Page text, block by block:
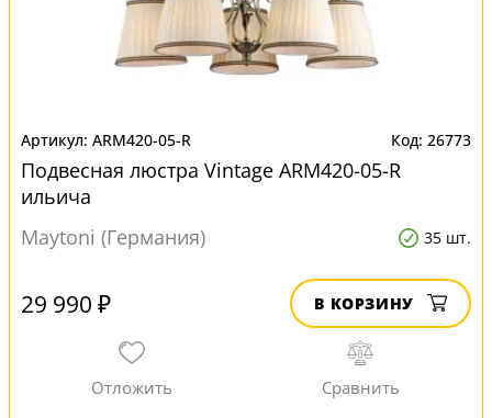
ARM420-05-R 26773
Подвесная люстра Vintage ARM420-05-R
ильича
Maytoni (Германия)
35 шт.
29 990 ₽ В КОРЗИНУ